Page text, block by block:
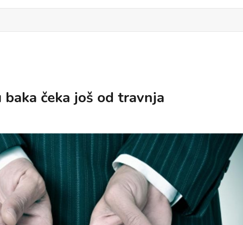
baka čeka još od travnja